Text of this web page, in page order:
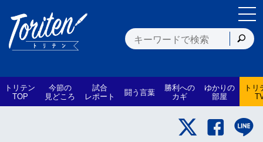
トリテン
TOP
今節の
見どころ
試合
レポート 闘う言葉 勝利への
カギ
ゆかりの
部屋
トリ